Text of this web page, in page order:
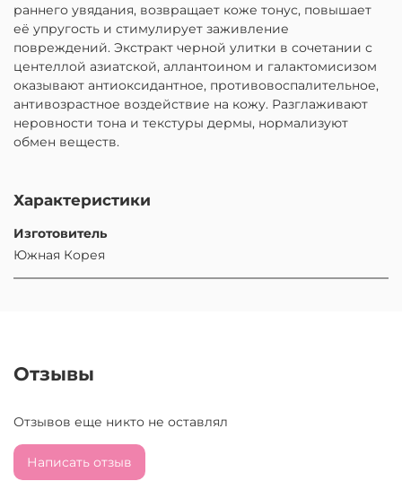
раннего увядания, возвращает коже тонус, повышает
её упругость и стимулирует заживление
повреждений. Экстракт черной улитки в сочетании с
центеллой азиатской, аллантоином и галактомисизом
оказывают антиоксидантное, противовоспалительное,
антивозрастное воздействие на кожу. Разглаживают
неровности тона и текстуры дермы, нормализуют
обмен веществ.
Характеристики
Изготовитель
Южная Корея
Отзывы
Отзывов еще никто не оставлял
Написать отзыв